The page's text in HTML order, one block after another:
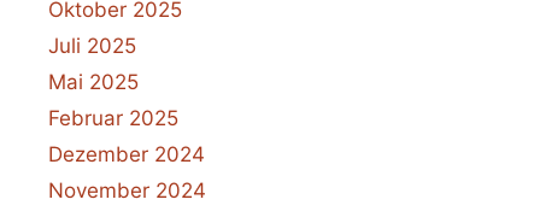
Oktober 2025
Juli 2025
Mai 2025
Februar 2025
Dezember 2024
November 2024